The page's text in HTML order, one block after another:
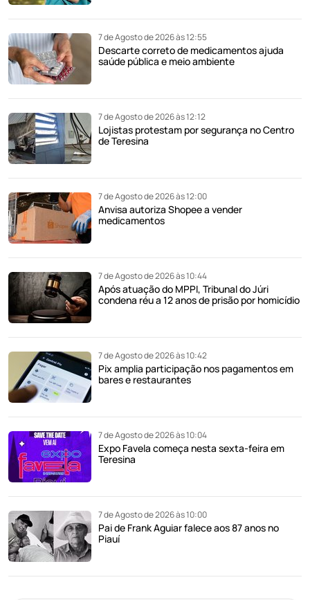
7 de Agosto de 2026 às 12:55
Descarte correto de medicamentos ajuda
saúde pública e meio ambiente
7 de Agosto de 2026 às 12:12
Lojistas protestam por segurança no Centro
de Teresina
7 de Agosto de 2026 às 12:00
Anvisa autoriza Shopee a vender
medicamentos
7 de Agosto de 2026 às 10:44
Após atuação do MPPI, Tribunal do Júri
condena réu a 12 anos de prisão por homicídio
7 de Agosto de 2026 às 10:42
Pix amplia participação nos pagamentos em
bares e restaurantes
7 de Agosto de 2026 às 10:04
Expo Favela começa nesta sexta-feira em
Teresina
7 de Agosto de 2026 às 10:00
Pai de Frank Aguiar falece aos 87 anos no
Piauí